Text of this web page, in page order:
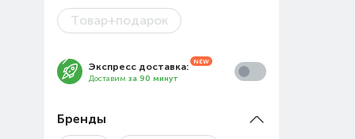
Товар+подарок
Экспресс доставка:
Доставим за 90 минут
Бренды